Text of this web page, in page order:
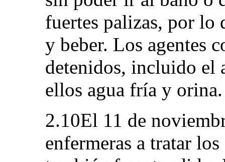
fuertes palizas, por lo
y beber. Los agentes
detenidos, incluido el
ellos agua fría y orina.
2.10El 11 de
enfermeras a tratar